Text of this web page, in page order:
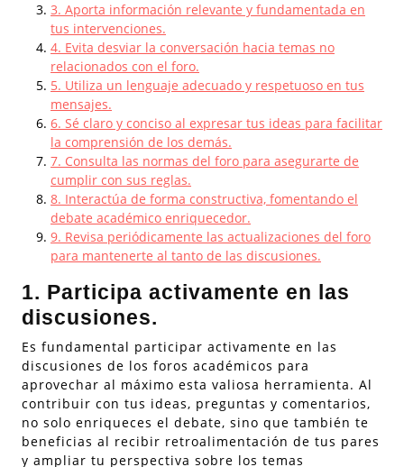
3. Aporta información relevante y fundamentada en
tus intervenciones.
4. Evita desviar la conversación hacia temas no
relacionados con el foro.
5. Utiliza un lenguaje adecuado y respetuoso en tus
mensajes.
6. Sé claro y conciso al expresar tus ideas para facilitar
la comprensión de los demás.
7. Consulta las normas del foro para asegurarte de
cumplir con sus reglas.
8. Interactúa de forma constructiva, fomentando el
debate académico enriquecedor.
9. Revisa periódicamente las actualizaciones del foro
para mantenerte al tanto de las discusiones.
1. Participa activamente en las
discusiones.
Es fundamental participar activamente en las
discusiones de los foros académicos para
aprovechar al máximo esta valiosa herramienta. Al
contribuir con tus ideas, preguntas y comentarios,
no solo enriqueces el debate, sino que también te
beneficias al recibir retroalimentación de tus pares
y ampliar tu perspectiva sobre los temas